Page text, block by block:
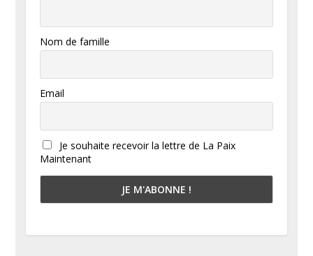
Nom de famille
Email
Je souhaite recevoir la lettre de La Paix
Maintenant